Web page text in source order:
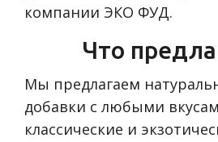
компании ЭКО ФУД.
Что
Мы предлагаем
добавки с любыми
классические и